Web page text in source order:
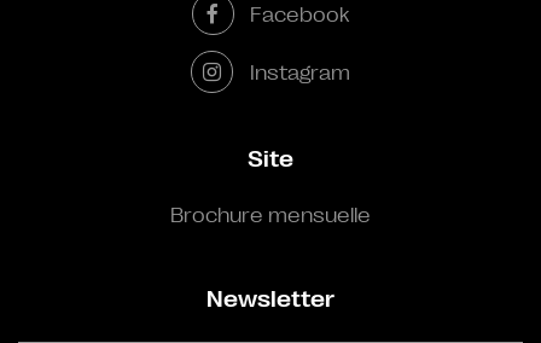
Facebook
Instagram
Site
Brochure mensuelle
Newsletter